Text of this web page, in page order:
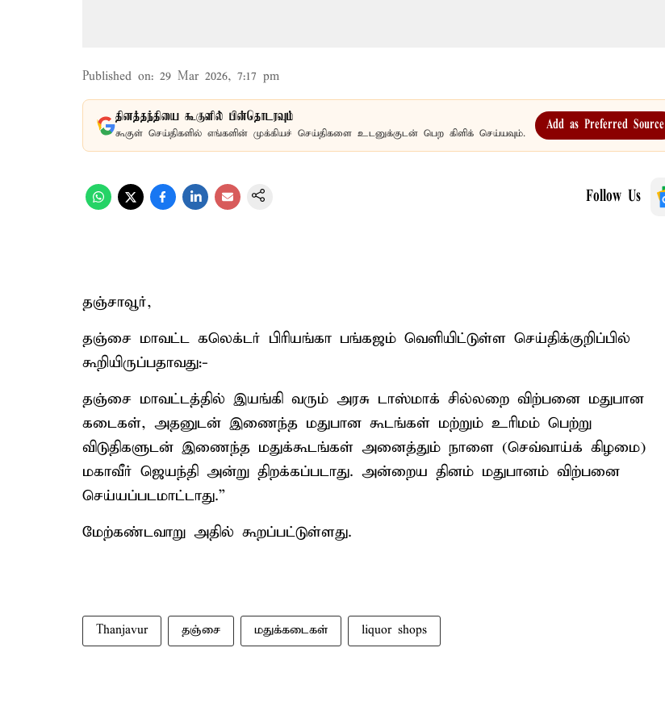
Published on: 29 Mar 2026, 7:17 pm
தினத்தந்தியை கூகுளில் பின்தொடரவும்
கூகுள் செய்திகளில் எங்களின் முக்கியச் செய்திகளை உடனுக்குடன் பெற கிளிக் செய்யவும்.
Add as Preferred Source
Follow Us
தஞ்சாவூர்,
தஞ்சை மாவட்ட கலெக்டர் பிரியங்கா பங்கஜம் வெளியிட்டுள்ள செய்திக்குறிப்பில்
கூறியிருப்பதாவது:-
தஞ்சை மாவட்டத்தில் இயங்கி வரும் அரசு டாஸ்மாக் சில்லறை விற்பனை மதுபான
கடைகள், அதனுடன் இணைந்த மதுபான கூடங்கள் மற்றும் உரிமம் பெற்று
விடுதிகளுடன் இணைந்த மதுக்கூடங்கள் அனைத்தும் நாளை (செவ்வாய்க் கிழமை)
மகாவீர் ஜெயந்தி அன்று திறக்கப்படாது. அன்றைய தினம் மதுபானம் விற்பனை
செய்யப்படமாட்டாது.”
மேற்கண்டவாறு அதில் கூறப்பட்டுள்ளது.
Thanjavur தஞ்சை மதுக்கடைகள் liquor shops